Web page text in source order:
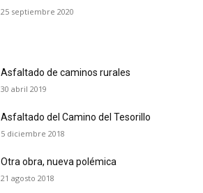
25 septiembre 2020
Asfaltado de caminos rurales
30 abril 2019
Asfaltado del Camino del Tesorillo
5 diciembre 2018
Otra obra, nueva polémica
21 agosto 2018